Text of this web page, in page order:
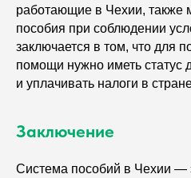
работающие в Чехии, также
пособия при соблюдении
заключается в том, что для
помощи нужно иметь статус
и уплачивать налоги в
Заключение
Система пособий в Чехии —